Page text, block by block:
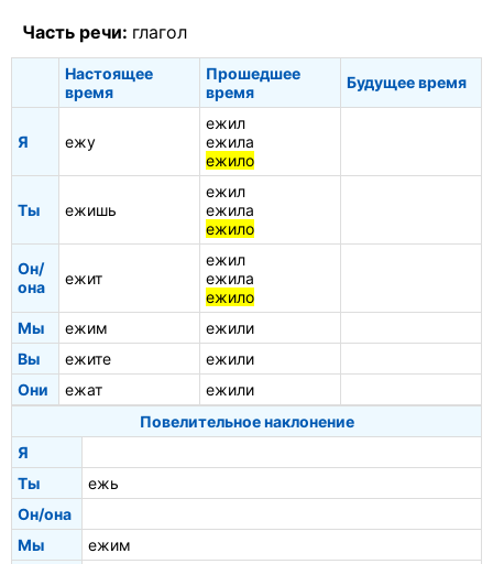
Часть речи: глагол
Настоящее
время
Прошедшее
время
Будущее время
Я ежу
ежил
ежила
ежило
Ты ежишь
ежил
ежила
ежило
Он/
она
ежит
ежил
ежила
ежило
Мы
ежим
ежили
Вы
ежите
ежили
Они
ежат
ежили
Повелительное наклонение
Я
Ты
ежь
Он/она
Мы
ежим